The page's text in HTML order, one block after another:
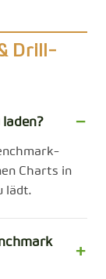
Drill-
laden?
Charts in
lädt.